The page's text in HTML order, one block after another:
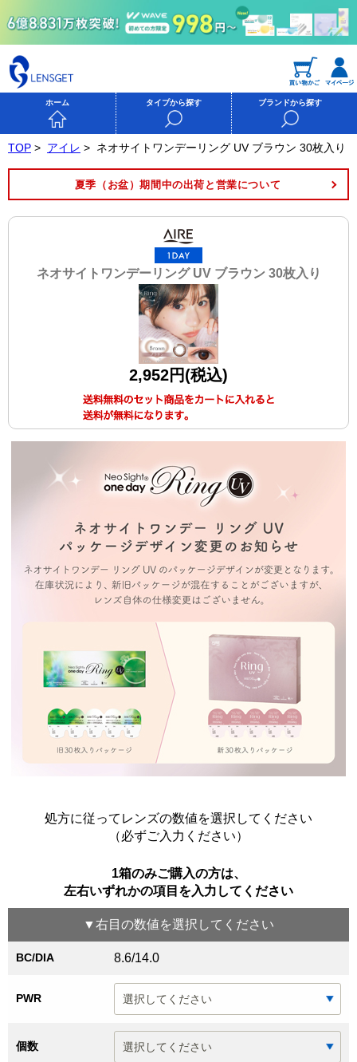
ホーム タイプから探す ブランドから探す
TOP > アイレ > ネオサイトワンデーリング UV ブラウン 30枚入り
夏季（お盆）期間中の出荷と営業について
ネオサイトワンデーリング UV ブラウン 30枚入り
2,952円(税込)
処方に従ってレンズの数値を選択してください
（必ずご入力ください）
1箱のみご購入の方は、
左右いずれかの項目を入力してください
▼右目 の数値を選択してください
BC/DIA 8.6/14.0
PWR
個数